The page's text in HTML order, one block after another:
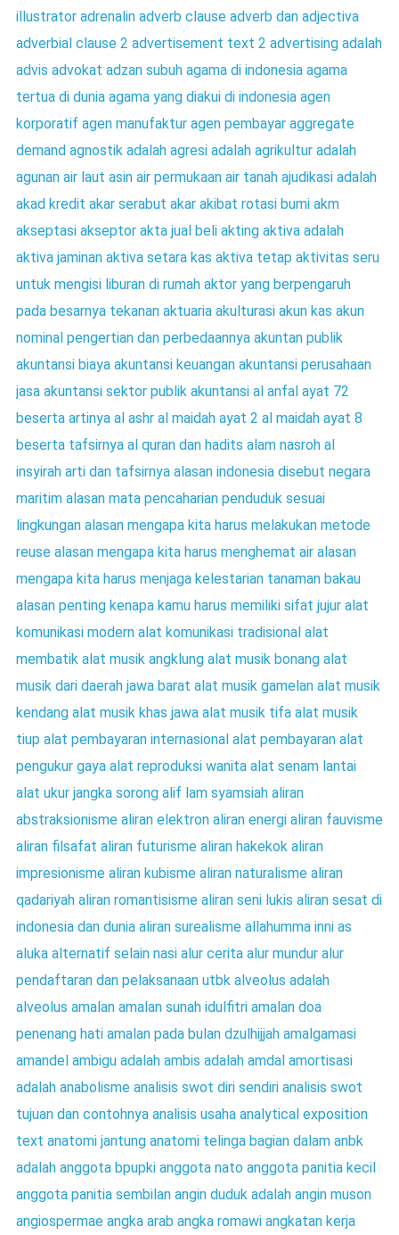
illustrator adrenalin adverb clause adverb dan adjectiva
adverbial clause 2 advertisement text 2 advertising adalah
advis advokat adzan subuh agama di indonesia agama
tertua di dunia agama yang diakui di indonesia agen
korporatif agen manufaktur agen pembayar aggregate
demand agnostik adalah agresi adalah agrikultur adalah
agunan air laut asin air permukaan air tanah ajudikasi adalah
akad kredit akar serabut akar akibat rotasi bumi akm
akseptasi akseptor akta jual beli akting aktiva adalah
aktiva jaminan aktiva setara kas aktiva tetap aktivitas seru
untuk mengisi liburan di rumah aktor yang berpengaruh
pada besarnya tekanan aktuaria akulturasi akun kas akun
nominal pengertian dan perbedaannya akuntan publik
akuntansi biaya akuntansi keuangan akuntansi perusahaan
jasa akuntansi sektor publik akuntansi al anfal ayat 72
beserta artinya al ashr al maidah ayat 2 al maidah ayat 8
beserta tafsirnya al quran dan hadits alam nasroh al
insyirah arti dan tafsirnya alasan indonesia disebut negara
maritim alasan mata pencaharian penduduk sesuai
lingkungan alasan mengapa kita harus melakukan metode
reuse alasan mengapa kita harus menghemat air alasan
mengapa kita harus menjaga kelestarian tanaman bakau
alasan penting kenapa kamu harus memiliki sifat jujur alat
komunikasi modern alat komunikasi tradisional alat
membatik alat musik angklung alat musik bonang alat
musik dari daerah jawa barat alat musik gamelan alat musik
kendang alat musik khas jawa alat musik tifa alat musik
tiup alat pembayaran internasional alat pembayaran alat
pengukur gaya alat reproduksi wanita alat senam lantai
alat ukur jangka sorong alif lam syamsiah aliran
abstraksionisme aliran elektron aliran energi aliran fauvisme
aliran filsafat aliran futurisme aliran hakekok aliran
impresionisme aliran kubisme aliran naturalisme aliran
qadariyah aliran romantisisme aliran seni lukis aliran sesat di
indonesia dan dunia aliran surealisme allahumma inni as
aluka alternatif selain nasi alur cerita alur mundur alur
pendaftaran dan pelaksanaan utbk alveolus adalah
alveolus amalan amalan sunah idulfitri amalan doa
penenang hati amalan pada bulan dzulhijjah amalgamasi
amandel ambigu adalah ambis adalah amdal amortisasi
adalah anabolisme analisis swot diri sendiri analisis swot
tujuan dan contohnya analisis usaha analytical exposition
text anatomi jantung anatomi telinga bagian dalam anbk
adalah anggota bpupki anggota nato anggota panitia kecil
anggota panitia sembilan angin duduk adalah angin muson
angiospermae angka arab angka romawi angkatan kerja